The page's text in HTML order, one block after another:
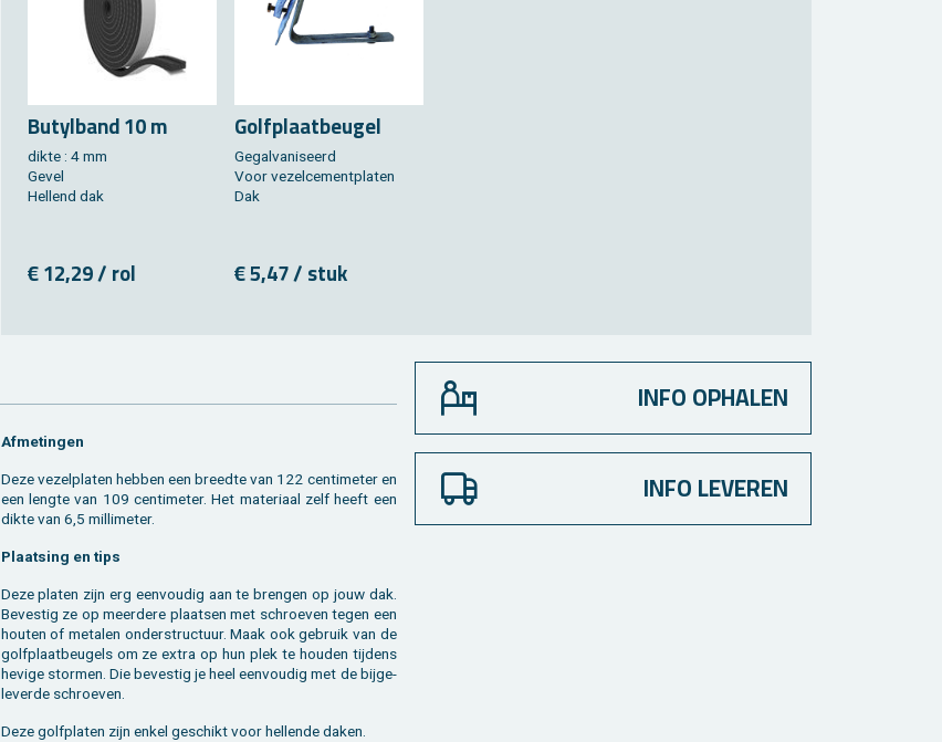
Bu­tyl­band 10 m
dikte : 4 mm
Gevel
Hel­lend dak
€ 12,29 / rol
Golf­plaat­beu­gel
Ge­gal­va­ni­seerd
Voor ve­zel­ce­ment­pla­ten
Dak
€ 5,47 / stuk
Af­me­tin­gen
Deze ve­zel­pla­ten heb­ben een breed­te van 122 cen­ti­me­ter en
een leng­te van 109 cen­ti­me­ter. Het ma­te­ri­aal zelf heeft een
dikte van 6,5 mil­li­me­ter.
Plaat­sing en tips
Deze pla­ten zijn erg een­vou­dig aan te bren­gen op jouw dak.
Be­ves­tig ze op meer­de­re plaat­sen met schroe­ven tegen een
hou­ten of me­ta­len on­der­struc­tuur. Maak ook ge­bruik van de
golf­plaat­beu­gels om ze extra op hun plek te hou­den tij­dens
he­vi­ge stor­men. Die be­ves­tig je heel een­vou­dig met de bij­ge­
le­ver­de schroe­ven.
Deze golf­pla­ten zijn enkel ge­schikt voor hel­len­de daken.
INFO OPHALEN
INFO LEVEREN